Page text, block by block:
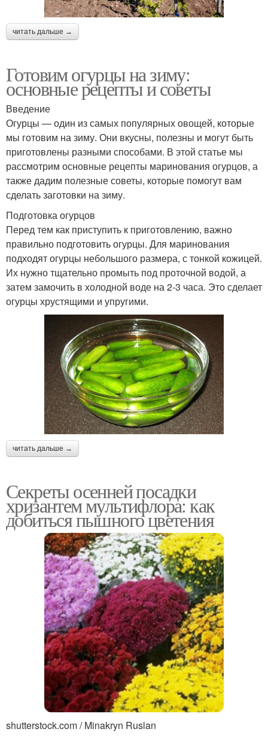
читать дальше →
Готовим огурцы на зиму:
основные рецепты и советы
Введение
Огурцы — один из самых популярных овощей, которые
мы готовим на зиму. Они вкусны, полезны и могут быть
приготовлены разными способами. В этой статье мы
рассмотрим основные рецепты маринования огурцов, а
также дадим полезные советы, которые помогут вам
сделать заготовки на зиму.
Подготовка огурцов
Перед тем как приступить к приготовлению, важно
правильно подготовить огурцы. Для маринования
подходят огурцы небольшого размера, с тонкой кожицей.
Их нужно тщательно промыть под проточной водой, а
затем замочить в холодной воде на 2-3 часа. Это сделает
огурцы хрустящими и упругими.
читать дальше →
Секреты осенней посадки
хризантем мультифлора: как
добиться пышного цветения
shutterstock.com / Minakryn Ruslan